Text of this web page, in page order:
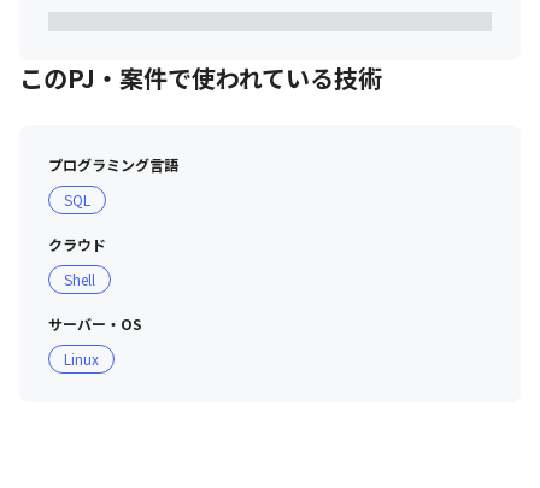
このPJ・案件で使われている技術
プログラミング言語
SQL
クラウド
Shell
サーバー・OS
Linux